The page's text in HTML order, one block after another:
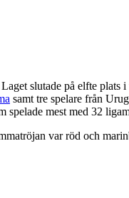
slutade på elfte
samt tre spelare från
mest med 32
var röd och